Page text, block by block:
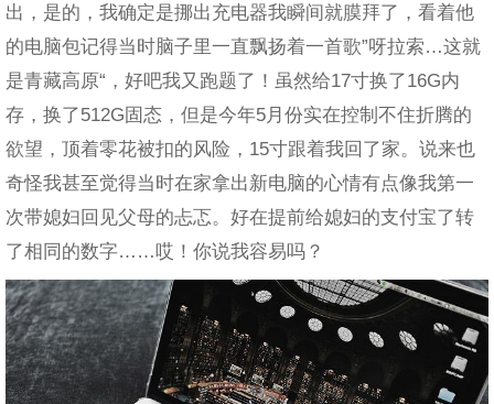
出，是的，我确定是挪出充电器我瞬间就膜拜了，看着他
的电脑包记得当时脑子里一直飘扬着一首歌”呀拉索…这就
是青藏高原“，好吧我又跑题了！虽然给17寸换了16G内
存，换了512G固态，但是今年5月份实在控制不住折腾的
欲望，顶着零花被扣的风险，15寸跟着我回了家。说来也
奇怪我甚至觉得当时在家拿出新电脑的心情有点像我第一
次带媳妇回见父母的忐忑。好在提前给媳妇的支付宝了转
了相同的数字……哎！你说我容易吗？